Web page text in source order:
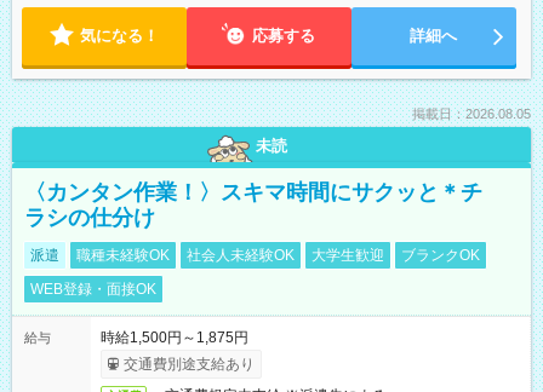
気になる！ 応募する 詳細へ
掲載日：2026.08.05
未読
〈カンタン作業！〉スキマ時間にサクッと＊チ
ラシの仕分け
派遣 職種未経験OK 社会人未経験OK 大学生歓迎
ブランクOK
WEB登録・面接OK
給与
時給1,500円～1,875円
交通費別途支給あり